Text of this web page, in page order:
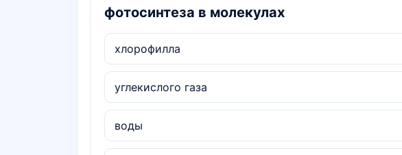
фотосинтеза в молекулах
хлорофилла
углекислого газа
воды